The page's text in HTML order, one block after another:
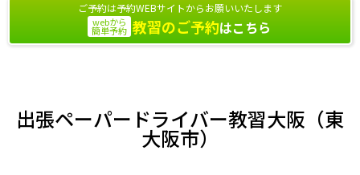
ご予約は予約WEBサイトからお願いいたします
webから
簡単予約 教習のご予約はこちら
出張ペーパードライバー教習大阪（東
大阪市）